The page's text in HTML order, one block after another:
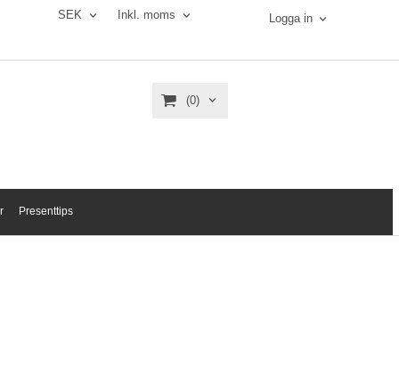
SEK Inkl. moms Logga in
(0)
Presenttips